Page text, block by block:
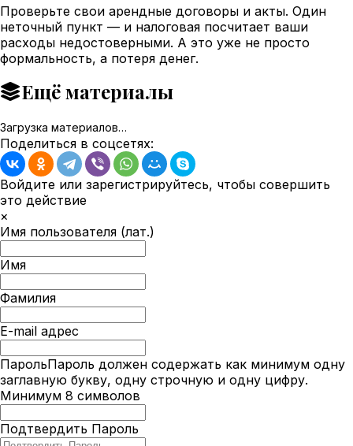
Проверьте свои арендные договоры и акты. Один
неточный пункт — и налоговая посчитает ваши
расходы недостоверными. А это уже не просто
формальность, а потеря денег.
Ещё материалы
Загрузка материалов…
Поделиться в соцсетях:
Войдите или зарегистрируйтесь, чтобы совершить
это действие
×
Имя пользователя (лат.)
Имя
Фамилия
E-mail адрес
ПарольПароль должен содержать как минимум одну
заглавную букву, одну строчную и одну цифру.
Минимум 8 символов
Подтвердить Пароль